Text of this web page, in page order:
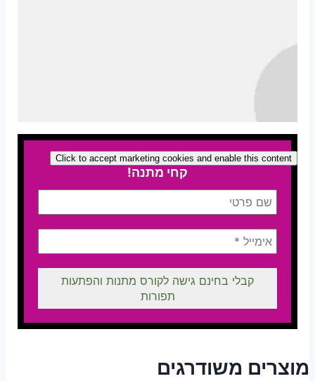
Click to accept marketing cookies and enable this content
קחי מתנה!
מוצרים משודרגים